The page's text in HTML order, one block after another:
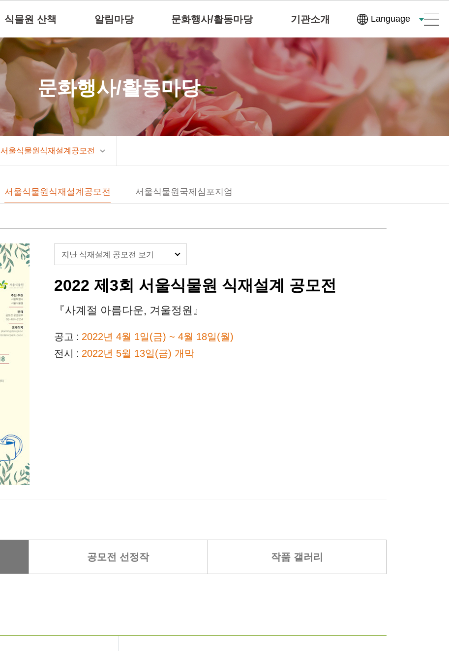
식물원 산책 알림마당 문화행사/활동마당 기관소개 Language
문화행사/활동마당
서울식물원식재설계공모전
서울식물원식재설계공모전 서울식물원국제심포지엄
지난 식재설계 공모전 보기
2022 제3회 서울식물원 식재설계 공모전
사계절 아름다운, 겨울정원
공고
2022년 4월 1일(금) ~ 4월 18일(월)
전시
2022년 5월 13일(금) 개막
공모전 선정작 작품 갤러리